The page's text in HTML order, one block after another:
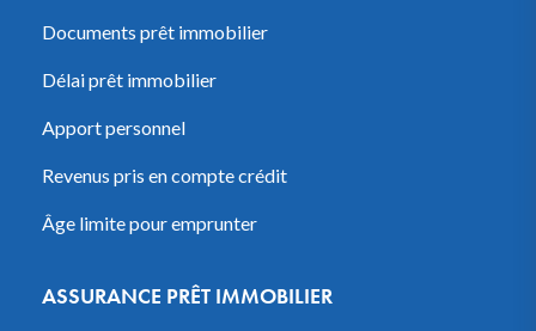
Documents prêt immobilier
Délai prêt immobilier
Apport personnel
Revenus pris en compte crédit
Âge limite pour emprunter
ASSURANCE PRÊT IMMOBILIER